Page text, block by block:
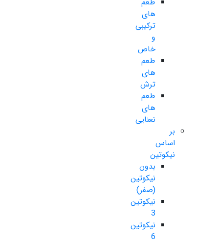
های
ترکیبی
و
خاص
طعم
های
ترش
طعم
های
نعنایی
بر
اساس
نیکوتین
بدون
نیکوتین
(صفر)
نیکوتین
3
نیکوتین
6